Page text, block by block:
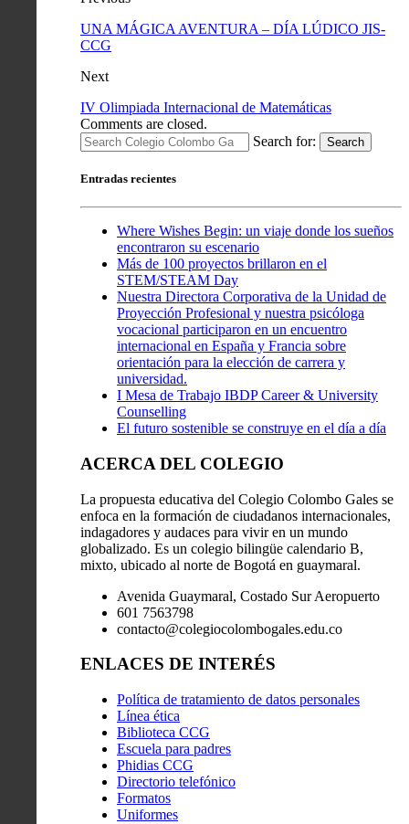
UNA MÁGICA AVENTURA – DÍA LÚDICO JIS-
CCG
Next
IV Olimpiada Internacional de Matemáticas
Comments are closed.
Search for:
Search
Entradas recientes
Where Wishes Begin: un viaje donde los sueños
encontraron su escenario
Más de 100 proyectos brillaron en el
STEM/STEAM Day
Nuestra Directora Corporativa de la Unidad de
Proyección Profesional y nuestra psicóloga
vocacional participaron en un encuentro
internacional en España y Francia sobre
orientación para la elección de carrera y
universidad.
I Mesa de Trabajo IBDP Career & University
Counselling
El futuro sostenible se construye en el día a día
ACERCA DEL COLEGIO
La propuesta educativa del Colegio Colombo Gales se
enfoca en la formación de ciudadanos internacionales,
indagadores y audaces para vivir en un mundo
globalizado. Es un colegio bilingüe calendario B,
mixto, ubicado al norte de Bogotá en guaymaral.
Avenida Guaymaral, Costado Sur Aeropuerto
601 7563798
contacto@colegiocolombogales.edu.co
ENLACES DE INTERÉS
Política de tratamiento de datos personales
Línea ética
Biblioteca CCG
Escuela para padres
Phidias CCG
Directorio telefónico
Formatos
Uniformes